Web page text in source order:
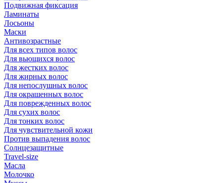
Подвижная фиксация
Ламинаты
Лосьоны
Маски
Антивозрастные
Для всех типов волос
Для вьющихся волос
Для жестких волос
Для жирных волос
Для непослушных волос
Для окрашенных волос
Для поврежденных волос
Для сухих волос
Для тонких волос
Для чувствительной кожи
Против выпадения волос
Солнцезащитные
Travel-size
Масла
Молочко